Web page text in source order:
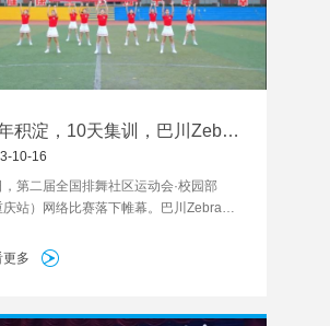
积淀，10天集训，巴川Zebra
队拿下两项重庆特等奖
10-16
，第二届全国排舞社区运动会·校园部
庆站）网络比赛落下帷幕。巴川Zebra啦
里，挑选队员、编排舞蹈、集中训练，
舞课间操项目特等奖。
更多